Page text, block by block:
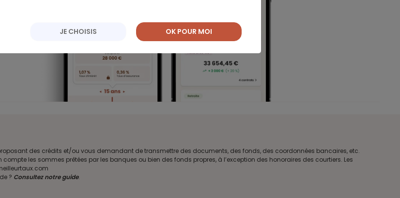
des crédits et/ou vous demandant de transmettre des documents, des fonds, des coordonnées bancaires, etc.
les sommes prêtées par les banques ou bien des fonds propres, à l’exception des honoraires des courtiers. Les
? Consultez notre guide.
JE CHOISIS OK POUR MOI